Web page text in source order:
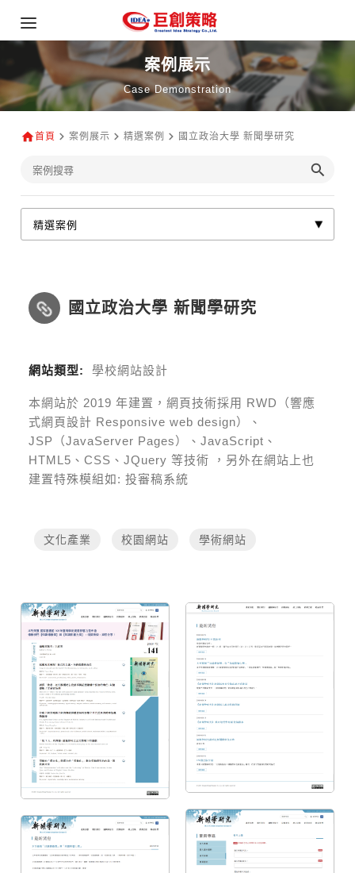
案例展示
Case Demonstration
首頁 案例展示 精選案例 國立政治大學 新聞學研究
國立政治大學 新聞學研究
網站類型: 學校網站設計
本網站於 2019 年建置，網頁技術採用 RWD（響應
式網頁設計 Responsive web design）、
JSP（JavaServer Pages）、JavaScript、
HTML5、CSS、JQuery 等技術
，另外在網站上也
建置特殊模組如:投審稿系統
文化產業 校園網站 學術網站